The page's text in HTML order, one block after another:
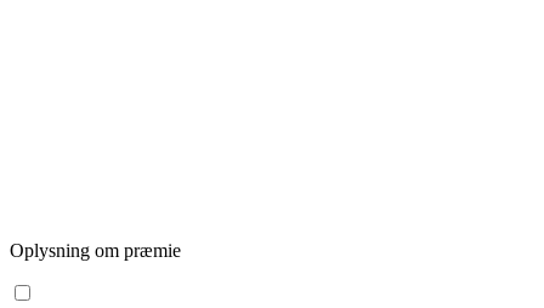
Oplysning om præmie